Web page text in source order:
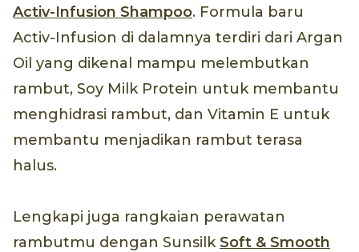
Activ-Infusion Shampoo. Formula baru
Activ-Infusion di dalamnya terdiri dari Argan
Oil yang dikenal mampu melembutkan
rambut, Soy Milk Protein untuk membantu
menghidrasi rambut, dan Vitamin E untuk
membantu menjadikan rambut terasa
halus.
Lengkapi juga rangkaian perawatan
rambutmu dengan SunsilkSoft & Smooth